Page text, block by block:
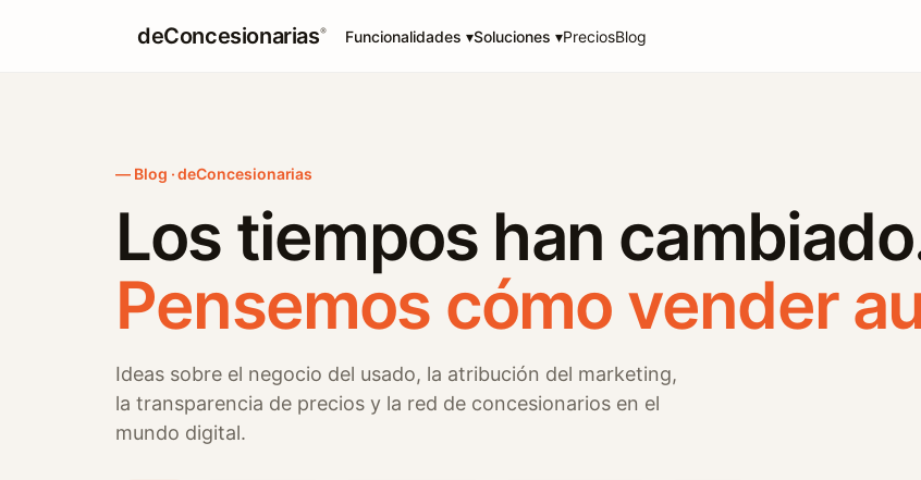
deConcesionarias® Funcionalidades ▾Soluciones ▾PreciosBlog
Blog · deConcesionarias
Los tiempos han
Pensemos cómo vender
Ideas sobre el negocio del usado, la atribución del marketing,
la transparencia de precios y la red de concesionarios en el
mundo digital.